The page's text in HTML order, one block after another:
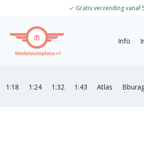
✓ Gratis verzending vanaf
Info
1:18 1:24 1:32 1:43 Atlas